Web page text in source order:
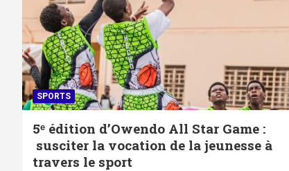
SPORTS
5ᵉ édition d’Owendo All Star Game :
susciter la vocation de la jeunesse à
travers le sport